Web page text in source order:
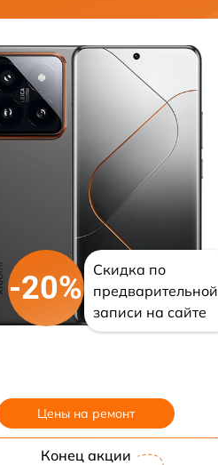
-20%
Скидка по
предварительной
записи на сайте
Цены на ремонт
Конец акции